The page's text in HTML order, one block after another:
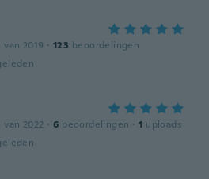
2019 · 123 beoordelingen
2022 · 6 beoordelingen · 1 uploads